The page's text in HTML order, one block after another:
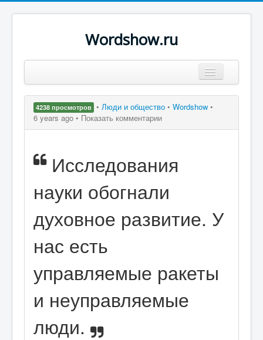
Wordshow.ru
Популярные цитаты
Поиск
4238 просмотров • Люди и общество • Wordshow •
6 years ago • Показать комментарии
Исследования
науки обогнали
духовное развитие. У
нас есть
управляемые ракеты
и неуправляемые
люди.